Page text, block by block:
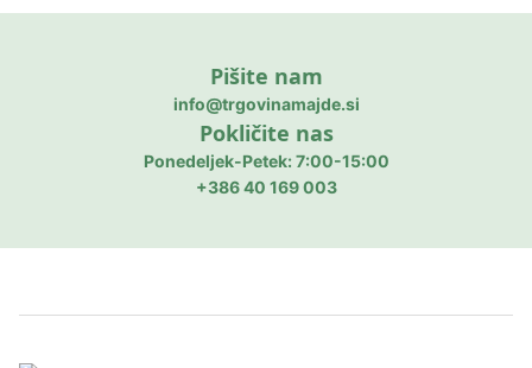
Pišite nam
info@trgovinamajde.si
Pokličite nas
Ponedeljek-Petek: 7:00-15:00
+386 40 169 003